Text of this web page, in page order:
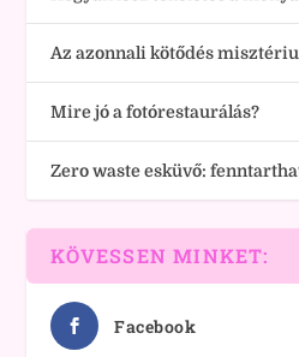
Az azonnali kötődés
Mire jó a fotórestaurálás?
Zero waste esküvő:
KÖVESSEN MINKET:
Facebook